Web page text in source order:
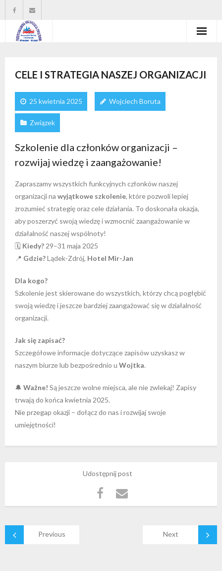
Władze organizacji
O nas
Wysokość zasiłków statutowych
Do pobrania
Kontakt
CELE I STRATEGIA NASZEJ ORGANIZACJI
25 kwietnia 2025 Wojciech Boruta
Związek
Szkolenie dla członków organizacji –
rozwijaj wiedzę i zaangażowanie!
Zapraszamy wszystkich funkcyjnych członków naszej
organizacji na wyjątkowe szkolenie, które pozwoli lepiej
zrozumieć strategię oraz cele działania. To doskonała okazja,
aby poszerzyć swoją wiedzę i wzmocnić zaangażowanie w
działalność naszej wspólnoty!
🗓 Kiedy? 29–31 maja 2025
📍 Gdzie?Lądek-Zdrój, Hotel Mir-Jan
Dla kogo?
Szkolenie jest skierowane do wszystkich, którzy chcą pogłębić
swoją wiedzę i jeszcze bardziej zaangażować się w działalność
organizacji.
Jak się zapisać?
Szczegółowe informacje dotyczące zapisów uzyskasz w
naszym biurze lub bezpośrednio u Wojtka.
🔔 Ważne! Są jeszcze wolne miejsca, ale nie zwlekaj! Zapisy
trwają do końca kwietnia 2025.
Nie przegap okazji – dołącz do nas i rozwijaj swoje
umiejętności!
Udostępnij post
Previous Next